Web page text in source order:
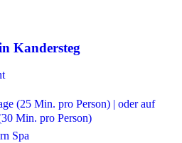
Kandersteg
(25 Min. pro Person) | oder auf
Min. pro Person)
Spa